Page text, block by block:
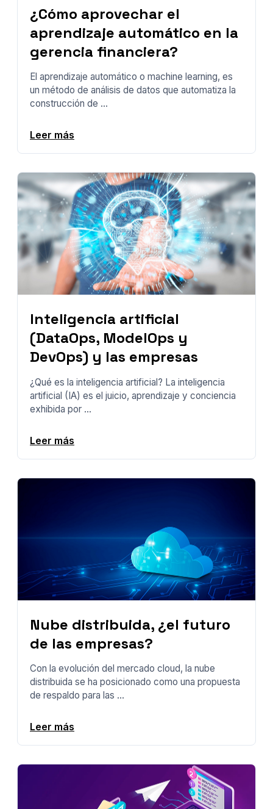
¿Cómo aprovechar el
aprendizaje automático en la
gerencia financiera?
El aprendizaje automático o machine learning, es
un método de análisis de datos que automatiza la
construcción de ...
Leer más
Inteligencia artificial
(DataOps, ModelOps y
DevOps) y las empresas
¿Qué es la inteligencia artificial? La inteligencia
artificial (IA) es el juicio, aprendizaje y conciencia
exhibida por ...
Leer más
Nube distribuida, ¿el futuro
de las empresas?
Con la evolución del mercado cloud, la nube
distribuida se ha posicionado como una propuesta
de respaldo para las ...
Leer más